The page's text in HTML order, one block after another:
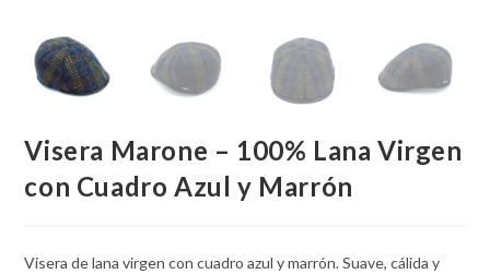
Visera Marone – 100% Lana Virgen
con Cuadro Azul y Marrón
Visera de lana virgen con cuadro azul y marrón. Suave, cálida y